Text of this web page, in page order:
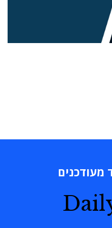
מעודכנים